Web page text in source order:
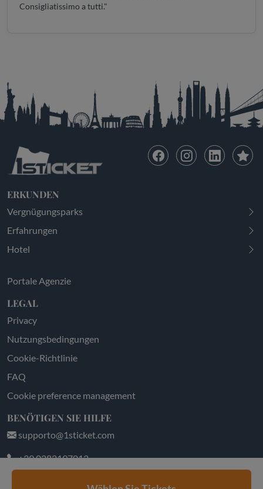
Consigliatissimo a tutti."
ERKUNDEN
Vergnügungsparks
Erfahrungen
Hotel
Portale Agenzie
LEGAL
Privacy
Nutzungsbedingungen
Cookie-Richtlinie
FAQ
Cookie preference management
BENÖTIGEN SIE HILFE
supporto@1sticket.com
+39 0282197012